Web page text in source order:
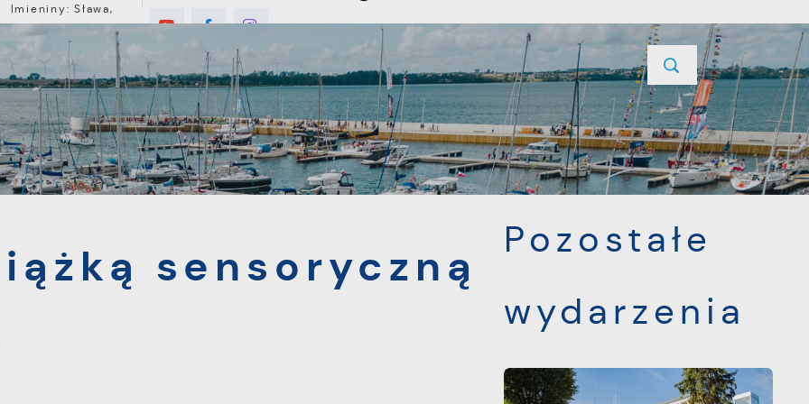
Imieniny: Sława,
Jakub, Stefan
MIESZKANIEC TURYSTYKA INWESTYCJE PROJEKTY UNIJNE KONTAKT
POPRZEDNI NASTĘPNY
sensoryczną
Pozostałe
wydarzenia